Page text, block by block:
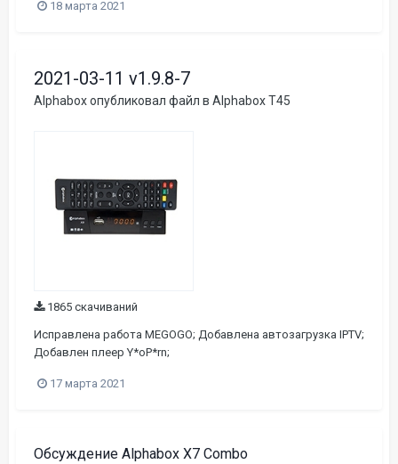
18 марта 2021
2021-03-11 v1.9.8-7
Alphaboxопубликовал файл в Alphabox T45
1865 скачиваний
Исправлена работа MEGOGO; Добавлена автозагрузка IPTV;
Добавлен плеер Y*oP*rn;
17 марта 2021
Обсуждение Alphabox X7 Combo